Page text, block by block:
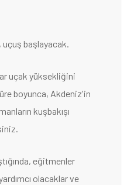
uçuş başlayacak.
uçak yüksekliğini
boyunca, Akdeniz'in
kuşbakışı
eğitmenler
olacaklar ve